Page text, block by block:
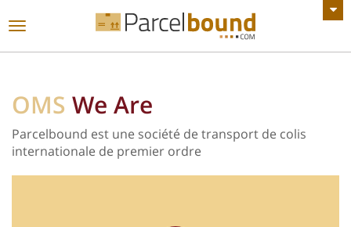
VOIR TOUTES LES ANNONCES
Basculer
OMS We Are
Parcelbound est une société de transport de colis
internationale de premier ordre